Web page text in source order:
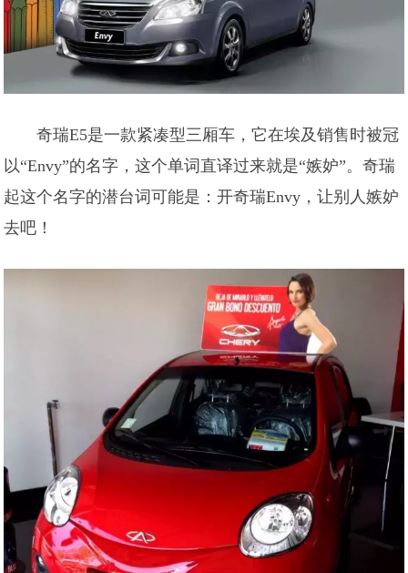
奇瑞E5是一款紧凑型三厢车，它在埃及销售时被冠
以“Envy”的名字，这个单词直译过来就是“嫉妒”。奇瑞
起这个名字的潜台词可能是：开奇瑞Envy，让别人嫉妒
去吧！